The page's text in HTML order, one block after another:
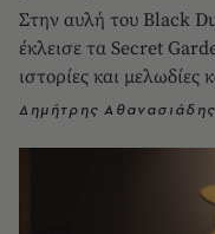
Στην αυλή του Black
έκλεισε τα Secret
ιστορίες και
Δημήτρης Αθανασιάδης